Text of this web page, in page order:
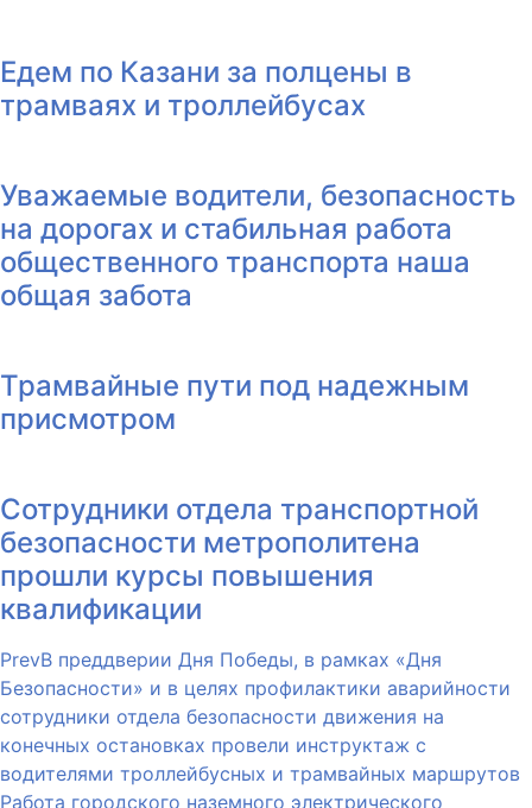
Едем по Казани за полцены в
трамваях и троллейбусах
Уважаемые водители, безопасность
на дорогах и стабильная работа
общественного транспорта наша
общая забота
Трамвайные пути под надежным
присмотром
Сотрудники отдела транспортной
безопасности метрополитена
прошли курсы повышения
квалификации
PrevВ преддверии Дня Победы, в рамках «Дня
Безопасности» и в целях профилактики аварийности
сотрудники отдела безопасности движения на
конечных остановках провели инструктаж с
водителями троллейбусных и трамвайных маршрутов
Работа городского наземного электрического